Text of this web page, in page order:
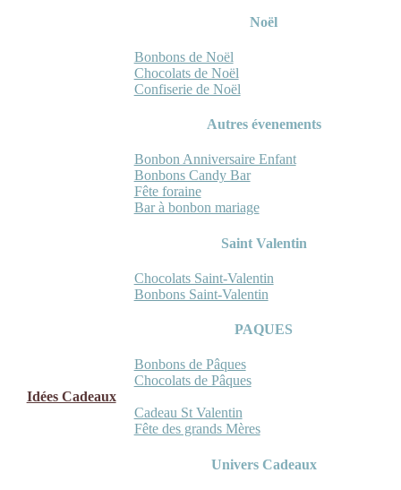
Noël
Bonbons de Noël
Chocolats de Noël
Confiserie de Noël
Autres évenements
Bonbon Anniversaire Enfant
Bonbons Candy Bar
Fête foraine
Bar à bonbon mariage
Saint Valentin
Chocolats Saint-Valentin
Bonbons Saint-Valentin
PAQUES
Bonbons de Pâques
Chocolats de Pâques
Idées Cadeaux
Cadeau St Valentin
Fête des grands Mères
Univers Cadeaux